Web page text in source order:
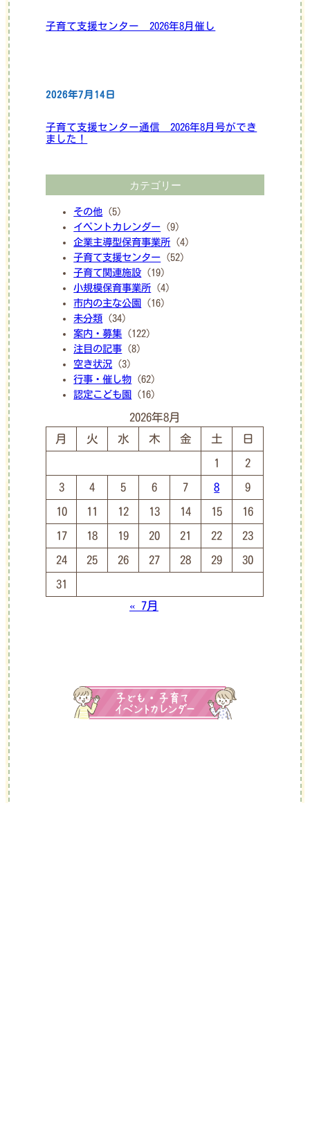
子育て支援センター 2026年8月催し
2026年7月14日
子育て支援センター通信 2026年8月号ができ
ました！
カテゴリー
その他 (5)
イベントカレンダー (9)
企業主導型保育事業所 (4)
子育て支援センター (52)
子育て関連施設 (19)
小規模保育事業所 (4)
市内の主な公園 (16)
未分類 (34)
案内・募集 (122)
注目の記事 (8)
空き状況 (3)
行事・催し物 (62)
認定こども園 (16)
2026年8月
月
火 水 木 金 土 日
1 2
3 4 5 6 7 8 9
10 11 12 13 14 15 16
17 18 19 20 21 22 23
24 25 26 27 28 29 30
31
« 7月